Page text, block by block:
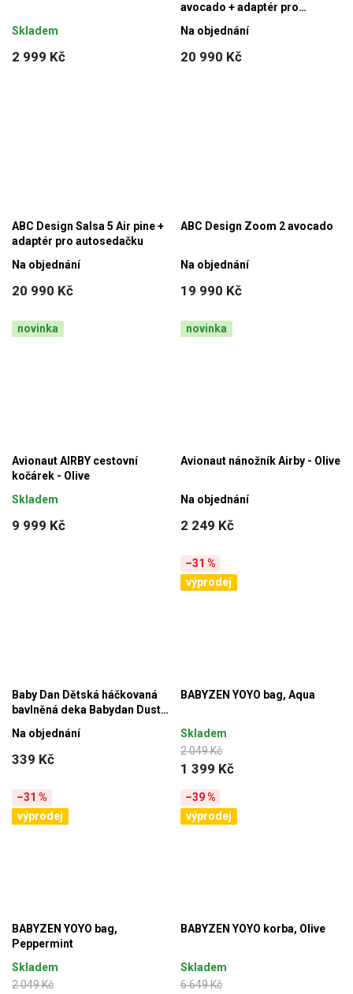
2 999 Kč
Skladem
avocado + adaptér pro
20 990 Kč
Na objednání
ABC Design Salsa 5 Air pine +
adaptér pro autosedačku
20 990 Kč
Na objednání
ABC Design Zoom 2 avocado
19 990 Kč
Na objednání
novinka
Avionaut AIRBY cestovní
kočárek - Olive
9 999 Kč
Skladem
novinka
Avionaut nánožník Airby - Olive
2 249 Kč
Na objednání
Baby Dan Dětská háčkovaná
bavlněná deka Babydan Dusty
339 Kč
Na objednání
–31 %
výprodej
BABYZEN YOYO bag, Aqua
2 049 Kč
1 399 Kč
Skladem
–31 %
výprodej
BABYZEN YOYO bag,
Peppermint
2 049 Kč
Skladem
–39 %
výprodej
BABYZEN YOYO korba, Olive
6 649 Kč
Skladem